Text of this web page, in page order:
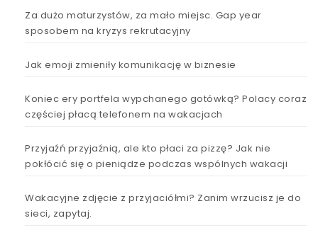
Za dużo maturzystów, za mało miejsc. Gap year
sposobem na kryzys rekrutacyjny
Jak emoji zmieniły komunikację w biznesie
Koniec ery portfela wypchanego gotówką? Polacy coraz
częściej płacą telefonem na wakacjach
Przyjaźń przyjaźnią, ale kto płaci za pizzę? Jak nie
pokłócić się o pieniądze podczas wspólnych wakacji
Wakacyjne zdjęcie z przyjaciółmi? Zanim wrzucisz je do
sieci, zapytaj.